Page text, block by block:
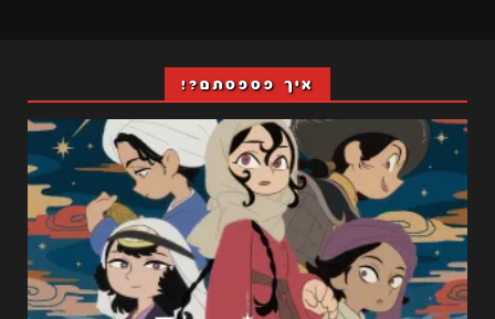
איך פספסתם?!